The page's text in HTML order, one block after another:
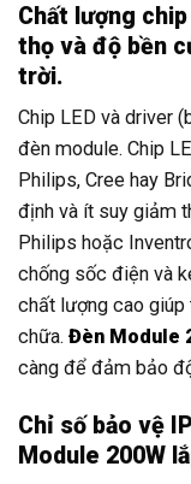
Chất lượng
thọ và độ bền
trời.
Chip LED và driver
đèn module. Chip
Philips, Cree hay
định và ít suy giảm
Philips hoặc
chống sốc điện và
chất lượng cao giúp
chữa. Đèn Module
càng để đảm bảo
Chỉ số bảo vệ
Module 200W